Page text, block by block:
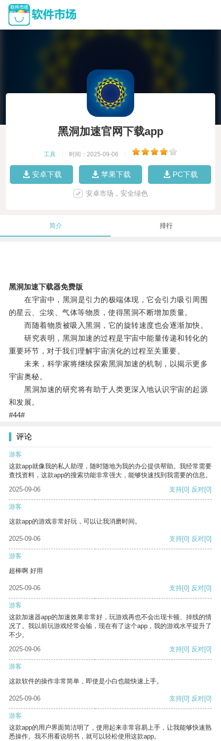
黑洞加速官网下载app
工具 时间：2025-09-06
安卓下载 苹果下载 PC下载
安卓市场，安全绿色
简介 排行
黑洞加速下载器免费版
在宇宙中，黑洞是引力的极端体现，它会引力吸引周围
的星云、尘埃、气体等物质，使得黑洞不断增加质量。
而随着物质被吸入黑洞，它的旋转速度也会逐渐加快。
研究表明，黑洞加速的过程是宇宙中能量传递和转化的
重要环节，对于我们理解宇宙演化的过程至关重要。
未来，科学家将继续探索黑洞加速的机制，以揭示更多
宇宙奥秘。
黑洞加速的研究将有助于人类更深入地认识宇宙的起源
和发展。
#44#
评论
游客
这款app就像我的私人助理，随时随地为我的办公提供帮助。我经常需要
查找资料，这款app的搜索功能非常强大，能够快速找到我需要的信息。
2025-09-06
支持[0] 反对[0]
游客
这款app的游戏非常好玩，可以让我消磨时间。
2025-09-06 支持[0] 反对[0]
游客
超棒啊 好用
2025-09-06 支持[0] 反对[0]
游客
这款加速器app的加速效果非常好，玩游戏再也不会出现卡顿、掉线的情
况了。我以前玩游戏经常会输，现在有了这个app，我的游戏水平提升了
不少。
2025-09-06
支持[0] 反对[0]
游客
这款软件的操作非常简单，即使是小白也能快速上手。
2025-09-06 支持[0] 反对[0]
游客
这款app的用户界面简洁明了，使用起来非常容易上手，让我能够快速熟
悉操作。我不用看说明书，就可以轻松使用这款app。